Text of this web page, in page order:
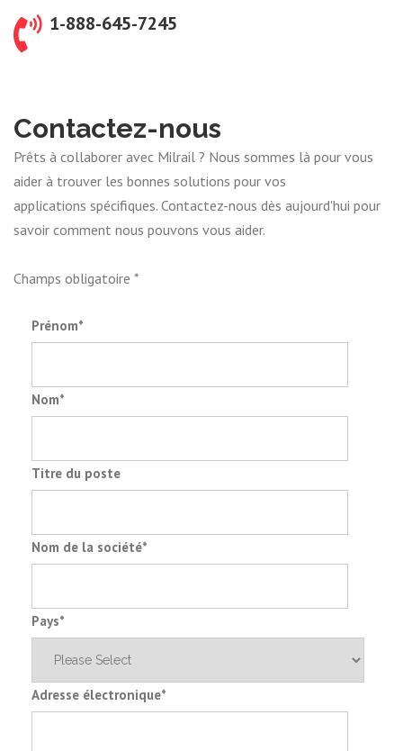
Contactez-nous
Prêts à collaborer avec Milrail ? Nous sommes là pour vous
aider à trouver les bonnes solutions pour vos
applications spécifiques. Contactez-nous dès aujourd'hui pour
savoir comment nous pouvons vous aider.
Champs obligatoire *
Prénom*
Nom*
Titre du poste
Nom de la société*
Pays*
Adresse électronique*
1-888-645-7245